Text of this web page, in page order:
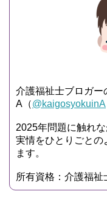
介護福祉士ブロガー
A（@kaigosyokuinA
2025年問題に触れ
実情をひとりごとの
ます。
所有資格：介護福祉